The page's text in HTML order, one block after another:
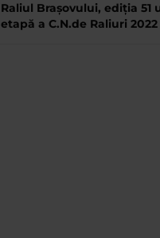
Raliul Brașovului, ediția 51
etapă a C.N.de Raliuri 2022